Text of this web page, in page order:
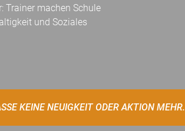
Trainer machen Schule
und Soziales
KEINE NEUIGKEIT ODER AKTION MEHR.